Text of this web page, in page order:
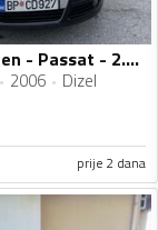
Volkswagen - Passat - 2.0 103
2006 Dizel
prije 2 dana